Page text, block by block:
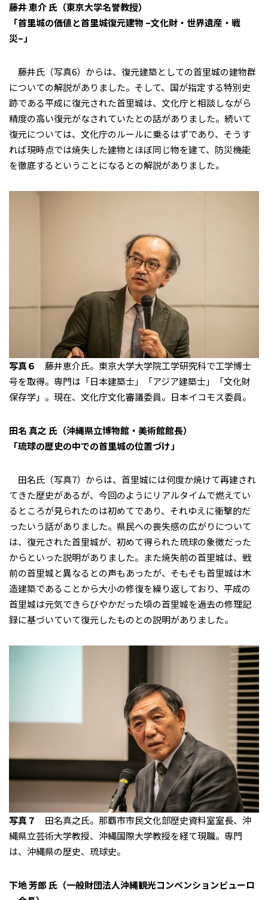
藤井 恵介 氏（東京大学名誉教授）
「首里城の価値と首里城復元建物 –文化財・世界遺産・戦
災–」
藤井氏（写真6）からは、復元建築としての首里城の建物群
についての解説がありました。そして、国が指定する特別史
跡である平成に復元された首里城は、文化庁と相談しながら
精度の高い復元がなされていたとの話がありました。続いて
復元については、文化庁のルールに乗るはずであり、そうす
れば現時点では焼失した建物とほぼ同じ物を建て、防災機能
を徹底するということになるとの解説がありました。
写真６
藤井恵介氏。東京大学大学院工学研究科で工学博士
号を取得。専門は「日本建築士」「アジア建築士」「文化財
保存学」。現在、文化庁文化審議委員。日本イコモス委員。
田名 真之 氏（沖縄県立博物館・美術館館長）
「琉球の歴史の中での首里城の位置づけ」
田名氏（写真7）からは、首里城には何度か焼けて再建され
てきた歴史があるが、今回のようにリアルタイムで燃えてい
るところが見られたのは初めてであり、それゆえに衝撃的だ
ったいう話がありました。県民への喪失感の広がりについて
は、復元された首里城が、初めて得られた琉球の象徴だった
からといった説明がありました。また焼失前の首里城は、戦
前の首里城と異なるとの声もあったが、そもそも首里城は木
造建築であることから大小の修復を繰り返しており、平成の
首里城は元気できらびやかだった頃の首里城を過去の修理記
録に基づいていて復元したものとの説明がありました。
写真７
田名真之氏。那覇市市民文化部歴史資料室室長、沖
縄県立芸術大学教授、沖縄国際大学教授を経て現職。専門
は、沖縄県の歴史、琉球史。
下地 芳郎 氏（一般財団法人沖縄観光コンベンションビューロ